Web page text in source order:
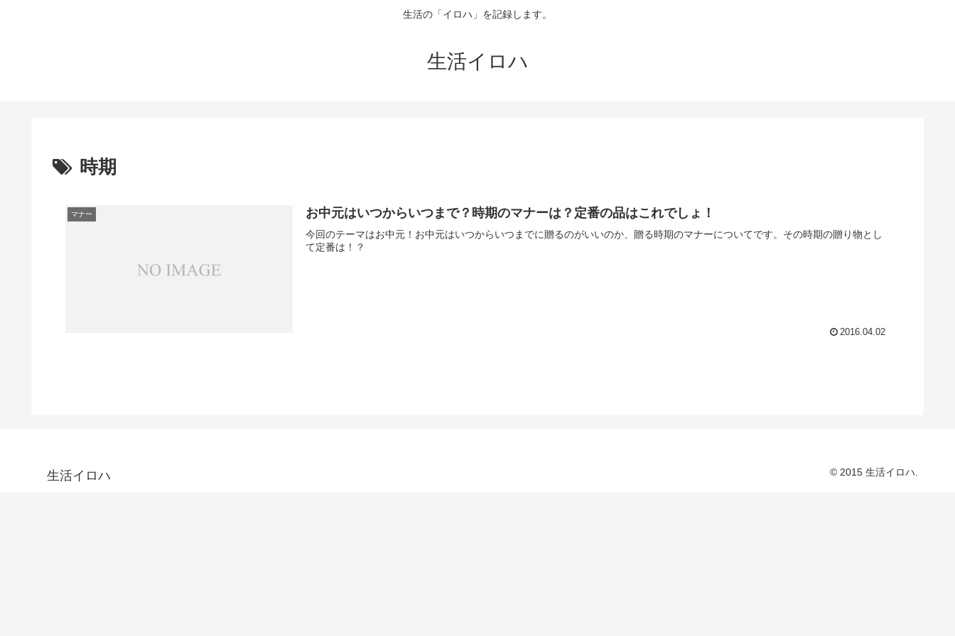
生活の「イロハ」を記録します。
生活イロハ
時期
マナー お中元はいつからいつまで？時期のマナーは？定番の品はこれでしょ！
今回のテーマはお中元！お中元はいつからいつまでに贈るのがいいのか、贈る時期のマナーについてです。その時期の贈り物とし
て定番は！？
2016.04.02
生活イロハ © 2015 生活イロハ.